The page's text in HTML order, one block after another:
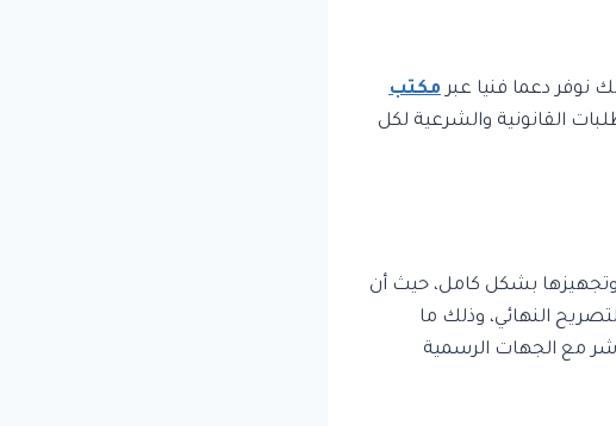
نوفر دعما فنيا عبرمكتب
القانونية والشرعية لكل
بشكل كامل، حيث أن
النهائي، وذلك ما
مع الجهات الرسمية